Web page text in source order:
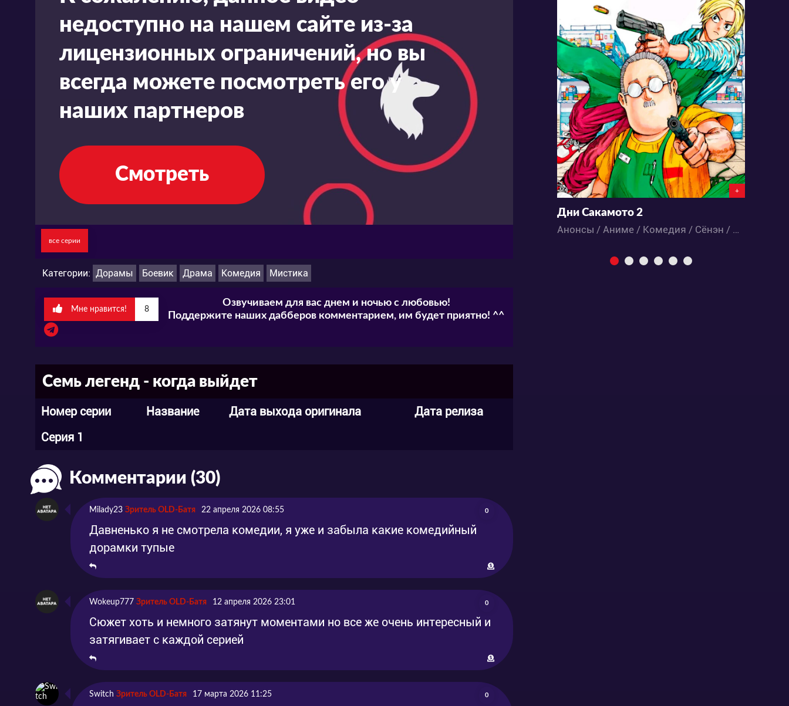
недоступно на нашем сайте из-за
лицензионных ограничений, но вы
всегда можете посмотреть его у
наших партнеров
Смотреть
все серии
Категории: Дорамы Боевик Драма Комедия Мистика
Мне нравится! 8
Озвучиваем для вас днем и ночью с любовью!
Поддержите наших дабберов комментарием, им будет приятно! ^^
Семь легенд - когда выйдет
Номер серии Название Дата выхода оригинала
Дата релиза
Серия 1
Комментарии (30)
Milady23 Зритель OLD-Батя 22 апреля 2026 08:55 0
Давненько я не смотрела комедии, я уже и забыла какие комедийный
дорамки тупые
Wokeup777 Зритель OLD-Батя 12 апреля 2026 23:01 0
Сюжет хоть и немного затянут моментами но все же очень интересный и
затягивает с каждой серией
Switch Зритель OLD-Батя 17 марта 2026 11:25 0
+
Дни Сакамото 2
Анонсы / Аниме / Комедия / Сёнэн / Экшен